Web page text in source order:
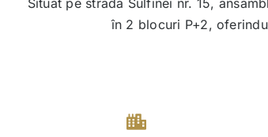
în 2 blocuri P+2,